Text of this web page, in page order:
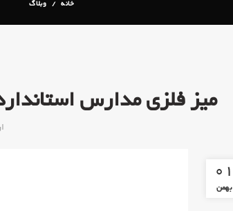
خانه وبلاگ
میز فلزی مدارس
01
بهمن